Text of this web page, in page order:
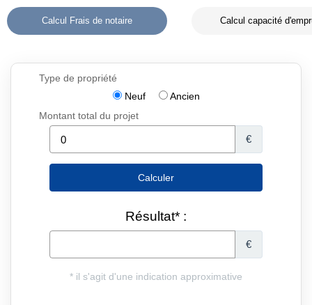
Calcul Frais de notaire Calcul capacité